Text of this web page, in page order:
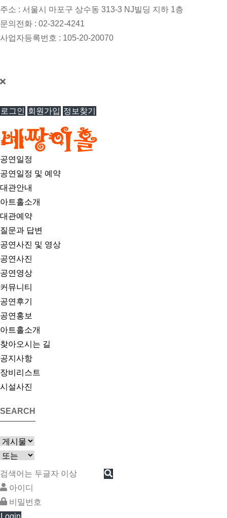
주소 : 서울시 마포구 상수동 313-3 NJ빌딩 지하 1층
문의전화 : 02-322-4241
사업자등록번호 : 105-20-20070
로그인 회원가입 정보찾기
공연일정
공연일정 및 예약
대관안내
아트홀소개
대관예약
질문과 답변
공연사진 및 영상
공연사진
공연영상
커뮤니티
공연후기
공연홍보
아트홀소개
찾아오시는 길
공지사항
장비리스트
시설사진
SEARCH
Login